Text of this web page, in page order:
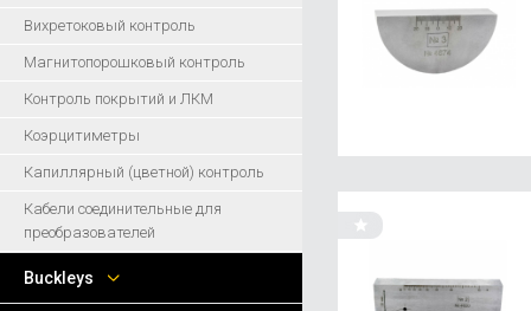
Вихретоковый контроль
Магнитопорошковый контроль
Контроль покрытий и ЛКМ
Коэрцитиметры
Капиллярный (цветной) контроль
Кабели соединительные для
преобразователей
Buckleys